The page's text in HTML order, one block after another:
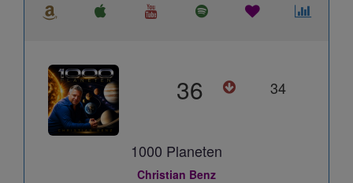
36 34
1000 Planeten
Christian Benz